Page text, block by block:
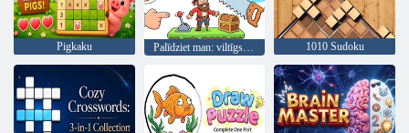
Pigkaku Palīdziet man: viltīgs mīklu stāsts 1010 Sudoku